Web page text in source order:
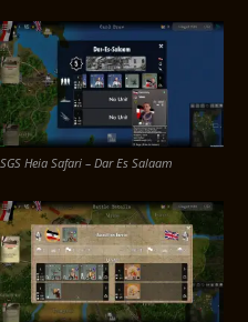
SGS Heia Safari – Dar Es Salaam